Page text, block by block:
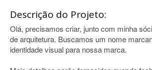
Descrição do Projeto:
Olá, precisamos criar, junto com minha
de arquitetura. Buscamos um nome
identidade visual para nossa marca.